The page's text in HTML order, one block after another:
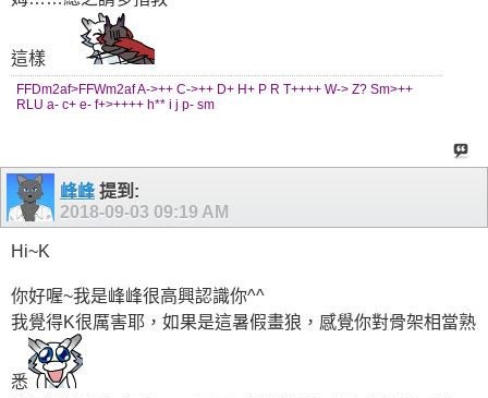
這樣
FFDm2af>FFWm2af A->++ C->++ D+ H+ P R T++++ W-> Z? Sm>++
RLU a- c+ e- f+>++++ h** i j p- sm
峰峰提到:
2018-09-03 09:19 AM
Hi~K
你好喔~我是峰峰很高興認識你^^
我覺得K很厲害耶，如果是這暑假畫狼，感覺你對骨架相當熟
悉